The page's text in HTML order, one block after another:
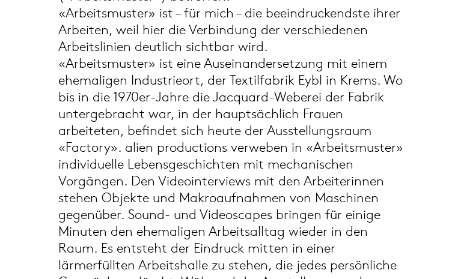
«Arbeitsmuster» ist – für mich – die beeindruckendste ihrer
Arbeiten, weil hier die Verbindung der verschiedenen
Arbeitslinien deutlich sichtbar wird.
«Arbeitsmuster» ist eine Auseinandersetzung mit einem
ehemaligen Industrieort, der Textilfabrik Eybl in Krems. Wo
bis in die 1970er-Jahre die Jacquard-Weberei der Fabrik
untergebracht war, in der hauptsächlich Frauen
arbeiteten, befindet sich heute der Ausstellungsraum
«Factory». alien productions verweben in «Arbeitsmuster»
individuelle Lebensgeschichten mit mechanischen
Vorgängen. Den Videointerviews mit den Arbeiterinnen
stehen Objekte und Makroaufnahmen von Maschinen
gegenüber. Sound- und Videoscapes bringen für einige
Minuten den ehemaligen Arbeitsalltag wieder in den
Raum. Es entsteht der Eindruck mitten in einer
lärmerfüllten Arbeitshalle zu stehen, die jedes persönliche